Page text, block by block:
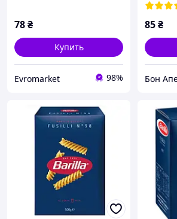
78₴
Купить
Evromarket 98%
85₴
Бон